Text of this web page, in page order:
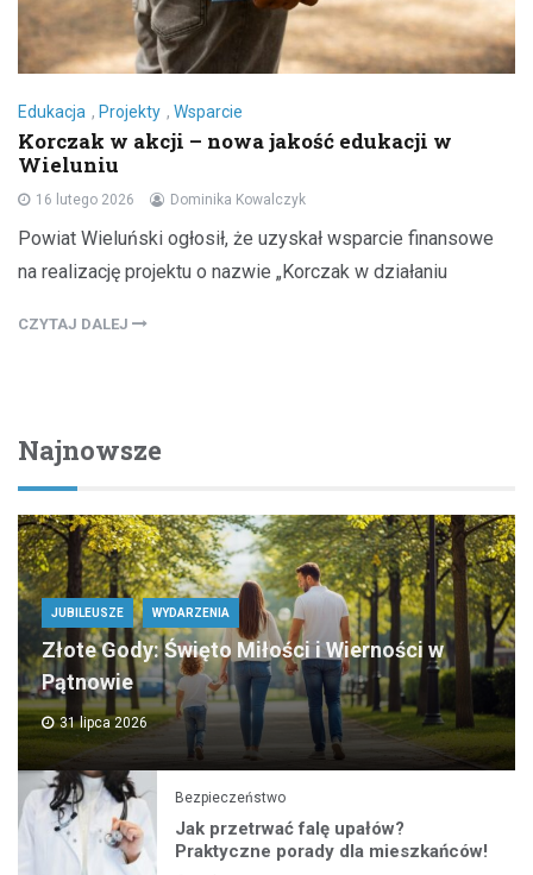
Edukacja , Projekty , Wsparcie
Korczak w akcji – nowa jakość edukacji w
Wieluniu
16 lutego 2026 Dominika Kowalczyk
Powiat Wieluński ogłosił, że uzyskał wsparcie finansowe
na realizację projektu o nazwie „Korczak w działaniu
CZYTAJ DALEJ
Najnowsze
JUBILEUSZE WYDARZENIA
Złote Gody: Święto Miłości i Wierności w
Pątnowie
31 lipca 2026
Bezpieczeństwo
Jak przetrwać falę upałów?
Praktyczne porady dla mieszkańców!